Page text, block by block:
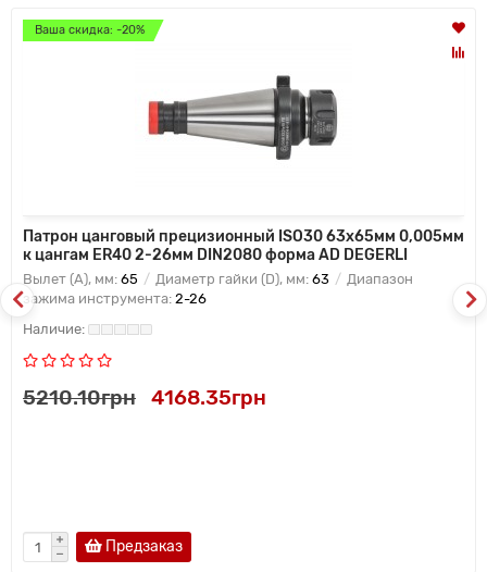
Ваша скидка: -20%
Патрон цанговый прецизионный ISO30 63x65мм 0,005мм
к цангам ER40 2-26мм DIN2080 форма AD DEGERLI
Вылет (A), мм: 65 Диаметр гайки (D), мм: 63
Диапазон
зажима инструмента: 2-26
5210.10грн 4168.35грн
Предзаказ